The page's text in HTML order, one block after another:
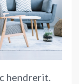
hendrerit.